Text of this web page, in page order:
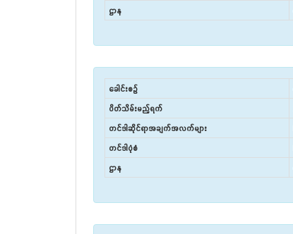
ဌာန
ခေါင်းစဉ်
ပိတ်သိမ်းမည့်ရက်
တင်ဒါဆိုင်ရာအချက်အလက်များ
တင်ဒါပုံစံ
ဌာန